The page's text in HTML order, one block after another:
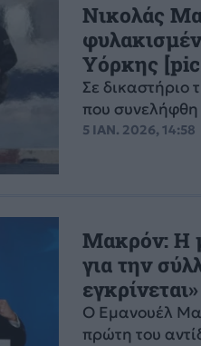
Νικολάς
Υόρκης
Σε
που συνελήφθη
5 ΙΑΝ. 2026, 14:58
Μακρόν: Η
για την
Ο Εμανουέλ
πρώτη του